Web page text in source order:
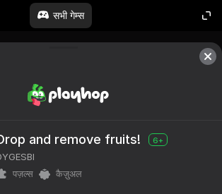
सभी गेम्स
and remove fruits! 6+
पज़ल्स
कैज़ुअल